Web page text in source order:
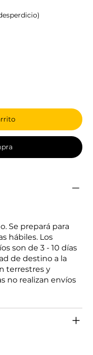
Se prepará para
hábiles. Los
son de 3 - 10 días
de destino a la
terrestres y
no realizan envíos